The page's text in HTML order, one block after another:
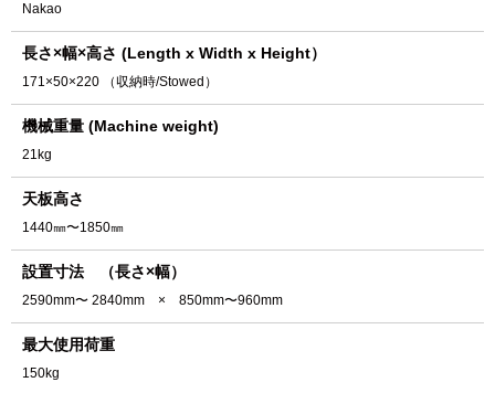
Nakao
長さ×幅×高さ (Length x Width x Height）
171×50×220 （収納時/Stowed）
機械重量 (Machine weight)
21kg
天板高さ
1440㎜〜1850㎜
設置寸法 （長さ×幅）
2590mm〜 2840mm × 850mm〜960mm
最大使用荷重
150kg